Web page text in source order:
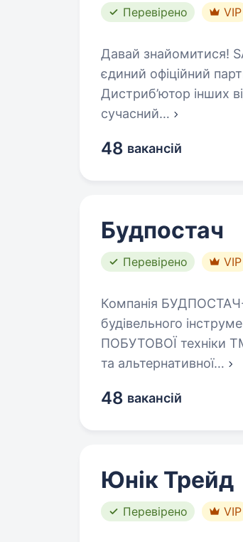
Перевірено VIP
Давай знайомитися!
єдиний офіційний
Дистриб’ютор інших
сучасний…
48 вакансій
Будпостач
Перевірено VIP
Компанія БУДПОСТАЧ-
будівельного
ПОБУТОВОЇ техніки
та альтернативної…
48 вакансій
Юнiк Трейд
Перевірено VIP